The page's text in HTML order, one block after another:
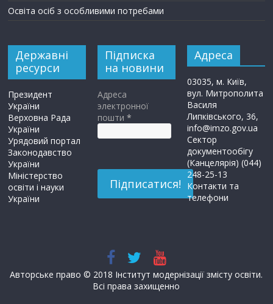
Освіта осіб з особливими потребами
Державні
ресурси
Президент
України
Верховна Рада
України
Урядовий портал
Законодавство
України
Міністерство
освіти і науки
України
Підписка
на новини
Адреса
электронної
пошти*
Адреса
03035, м. Київ,
вул. Митрополита
Василя
Липківського, 36,
info@imzo.gov.ua
Сектор
документообігу
(Канцелярія) (044)
248-25-13
Контакти та
телефони
Авторське право © 2018 Інститут модернізації змісту освіти.
Всі права захищенно